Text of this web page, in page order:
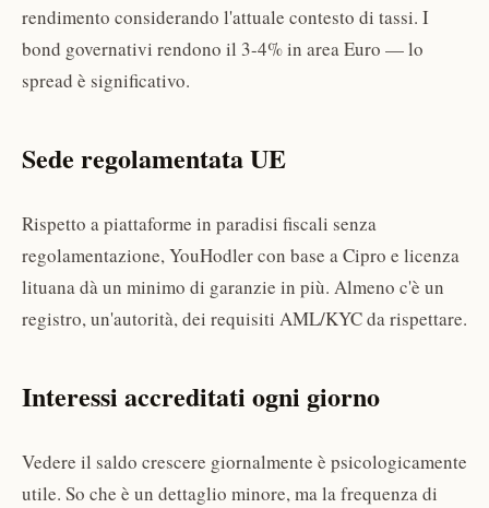
rendimento considerando l'attuale contesto di tassi. I
bond governativi rendono il 3-4% in area Euro — lo
spread è significativo.
Sede regolamentata UE
Rispetto a piattaforme in paradisi fiscali senza
regolamentazione, YouHodler con base a Cipro e licenza
lituana dà un minimo di garanzie in più. Almeno c'è un
registro, un'autorità, dei requisiti AML/KYC da rispettare.
Interessi accreditati ogni giorno
Vedere il saldo crescere giornalmente è psicologicamente
utile. So che è un dettaglio minore, ma la frequenza di